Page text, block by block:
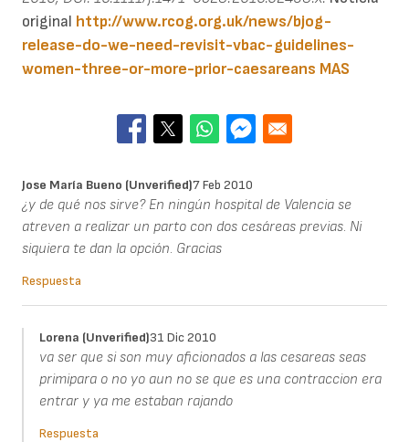
original http://www.rcog.org.uk/news/bjog-
release-do-we-need-revisit-vbac-guidelines-
women-three-or-more-prior-caesareans MAS
Jose María Bueno (unverified)7 Feb 2010
¿y de qué nos sirve? En ningún hospital de Valencia se
atreven a realizar un parto con dos cesáreas previas. Ni
siquiera te dan la opción. Gracias
Respuesta
Lorena (unverified)31 Dic 2010
va ser que si son muy aficionados a las cesareas seas
primipara o no yo aun no se que es una contraccion era
entrar y ya me estaban rajando
Respuesta